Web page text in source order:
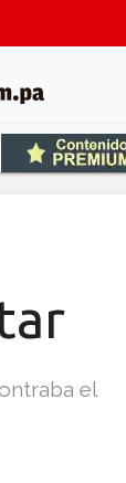
el